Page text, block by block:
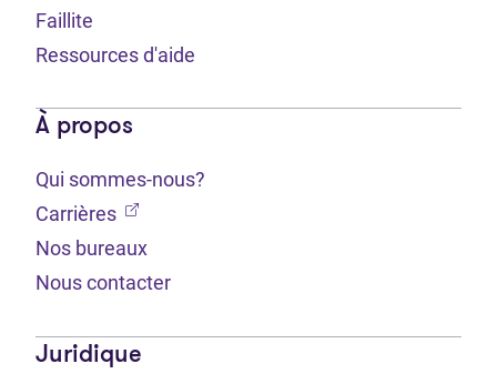
Faillite
Ressources d'aide
À propos
Qui sommes-nous?
Carrières (Ouvre dans un nouvel onglet)
Nos bureaux
Nous contacter
Juridique